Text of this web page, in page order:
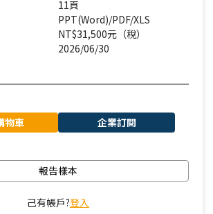
11頁
PPT(Word)/PDF/XLS
NT$31,500元（稅）
2026/06/30
物車 企業訂閱
報告樣本
己有帳戶?登入